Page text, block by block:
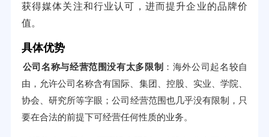
获得媒体关注和行业认可，进而提升企业的品牌价
值。
具体优势
公司名称与经营范围没有太多限制 ：海外公司起名较自
由，允许公司名称含有国际、集团、控股、实业、学院、
协会、研究所等字眼；公司经营范围也几乎没有限制，只
要在合法的前提下可经营任何性质的业务。